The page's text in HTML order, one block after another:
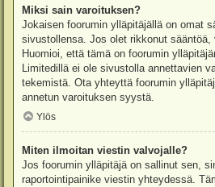
Miksi sain varoituksen?
Jokaisen foorumin ylläpitäjällä on omat
sivustollensa. Jos olet rikkonut sääntöä,
Huomioi, että tämä on foorumin
Limitedillä ei ole sivustolla annettavien
tekemistä. Ota yhteyttä foorumin
annetun varoituksen syystä.
Ylös
Miten ilmoitan viestin valvojalle?
Jos foorumin ylläpitäjä on sallinut sen,
raportointipainike viestin yhteydessä.